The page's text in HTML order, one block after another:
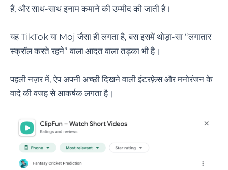
हैं, और साथ-साथ इनाम कमाने की उम्मीद की जाती है।
यह TikTok या Moj जैसा ही लगता है, बस इसमें थोड़ा-सा “लगातार
स्क्रॉल करते रहने” वाला आदत वाला तड़का भी है।
पहली नज़र में, ऐप अपनी अच्छी दिखने वाली इंटरफ़ेस और मनोरंजन के
वादे की वजह से आकर्षक लगता है।